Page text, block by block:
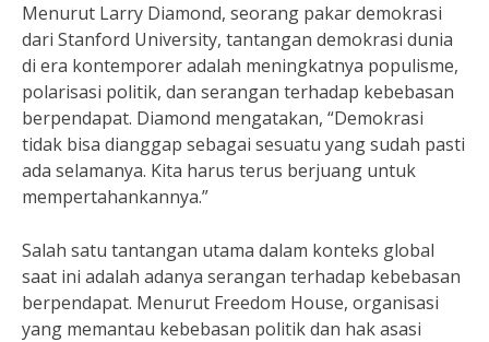
Menurut Larry Diamond, seorang pakar demokrasi
dari Stanford University, tantangan demokrasi dunia
di era kontemporer adalah meningkatnya populisme,
polarisasi politik, dan serangan terhadap kebebasan
berpendapat. Diamond mengatakan, “Demokrasi
tidak bisa dianggap sebagai sesuatu yang sudah pasti
ada selamanya. Kita harus terus berjuang untuk
mempertahankannya.”
Salah satu tantangan utama dalam konteks global
saat ini adalah adanya serangan terhadap kebebasan
berpendapat. Menurut Freedom House, organisasi
yang memantau kebebasan politik dan hak asasi